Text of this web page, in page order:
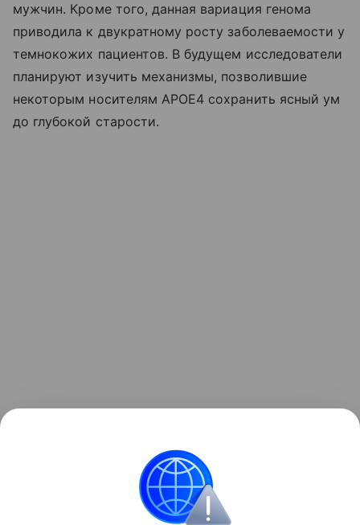
мужчин. Кроме того, данная вариация генома
приводила к двукратному росту заболеваемости у
темнокожих пациентов. В будущем исследователи
планируют изучить механизмы, позволившие
некоторым носителям APOE4 сохранить ясный ум
до глубокой старости.
рассказывала
доступном способе замедлить развитие деменции.